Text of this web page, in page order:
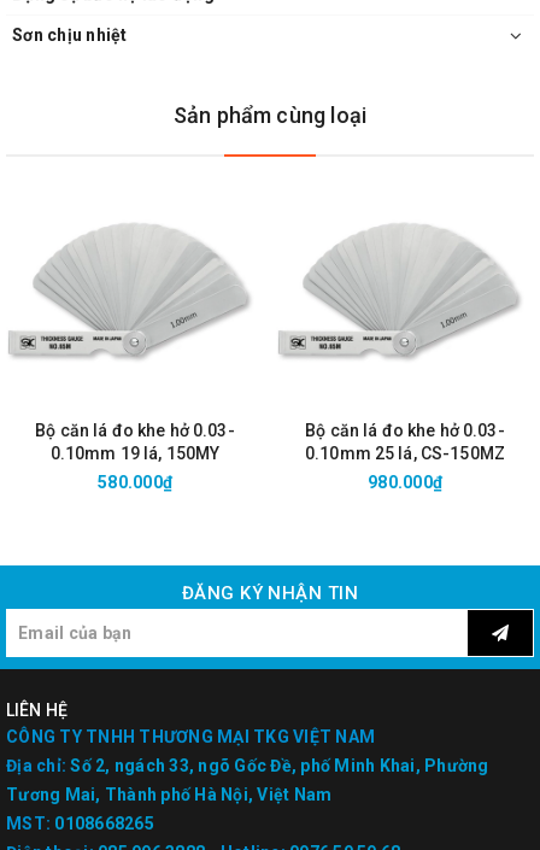
Sơn chịu nhiệt
Sản phẩm cùng loại
Bộ căn lá đo khe hở 0.03-
0.10mm 19 lá, 150MY
580.000₫
Bộ căn lá đo khe hở 0.03-
0.10mm 25 lá, CS-150MZ
980.000₫
ĐĂNG KÝ NHẬN TIN
LIÊN HỆ
CÔNG TY TNHH THƯƠNG MẠI TKG VIỆT NAM
Địa chỉ: Số 2, ngách 33, ngõ Gốc Đề, phố Minh Khai, Phường
Tương Mai, Thành phố Hà Nội, Việt Nam
MST: 0108668265